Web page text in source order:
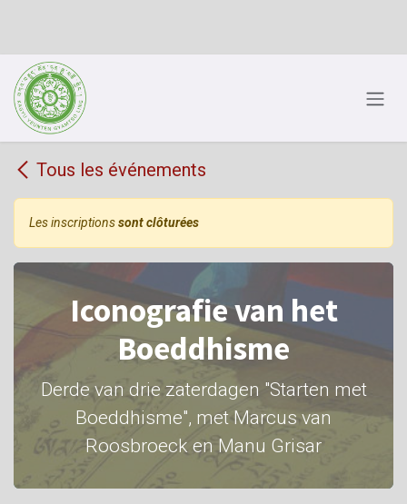
Se rendre au contenu
Tous les événements
Les inscriptionssont clôturées
Iconografie van het
Boeddhisme
Derde van drie zaterdagen "Starten met
Boeddhisme", met Marcus van
Roosbroeck en Manu Grisar